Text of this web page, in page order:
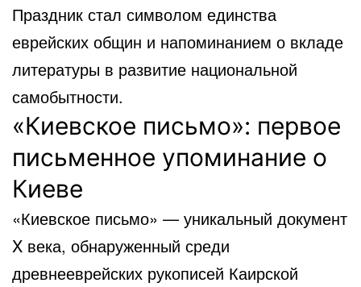
Праздник стал символом единства
еврейских общин и напоминанием о вкладе
литературы в развитие национальной
самобытности.
«Киевское письмо»: первое
письменное упоминание о
Киеве
«Киевское письмо» — уникальный документ
X века, обнаруженный среди
древнееврейских рукописей Каирской